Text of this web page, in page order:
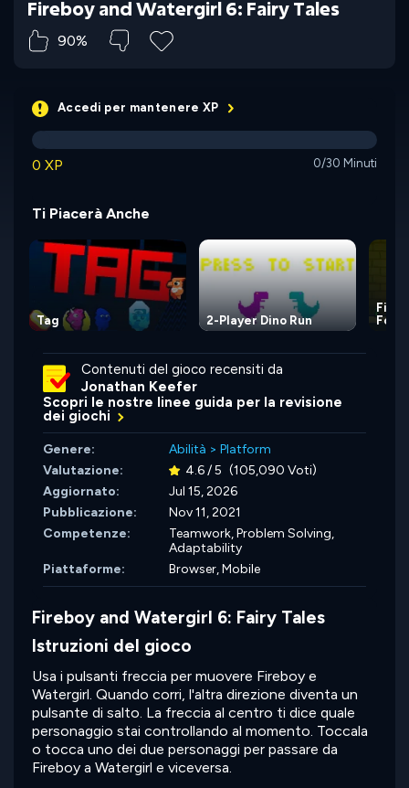
Fireboy and Watergirl 6: Fairy Tales
90%
Accedi per mantenere XP
0 XP 0/30 Minuti
Ti Piacerà Anche
Tag 2-Player Dino Run
Contenuti del gioco recensiti da
Jonathan Keefer
Scopri le nostre linee guida per la revisione
dei giochi
Genere: Abilità > Platform
Valutazione:
4.6 / 5 (105,090 Voti)
Aggiornato:
Jul 15, 2026
Pubblicazione:
Nov 11, 2021
Competenze:
Teamwork,Problem Solving,
Adaptability
Piattaforme:
Browser, Mobile
Fireboy and Watergirl 6: Fairy Tales
Istruzioni del gioco
Usa i pulsanti freccia per muovere Fireboy e
Watergirl. Quando corri, l'altra direzione diventa un
pulsante di salto. La freccia al centro ti dice quale
personaggio stai controllando al momento. Toccala
o tocca uno dei due personaggi per passare da
Fireboy a Watergirl e viceversa.